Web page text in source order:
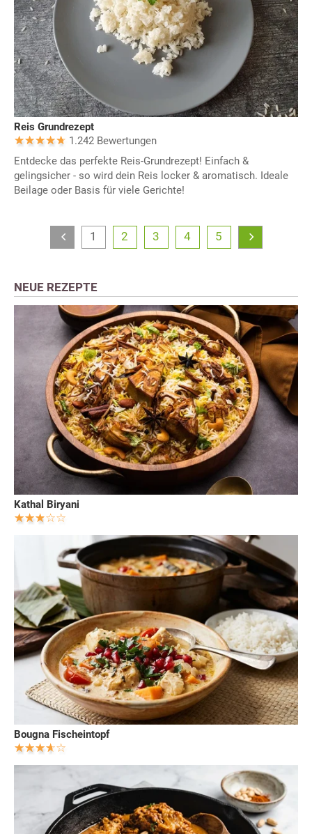
Reis Grundrezept
1.242 Bewertungen
Entdecke das perfekte Reis-Grundrezept! Einfach &
gelingsicher - so wird dein Reis locker & aromatisch. Ideale
Beilage oder Basis für viele Gerichte!
1 2 3 4 5
NEUE REZEPTE
Kathal Biryani
Bougna Fischeintopf